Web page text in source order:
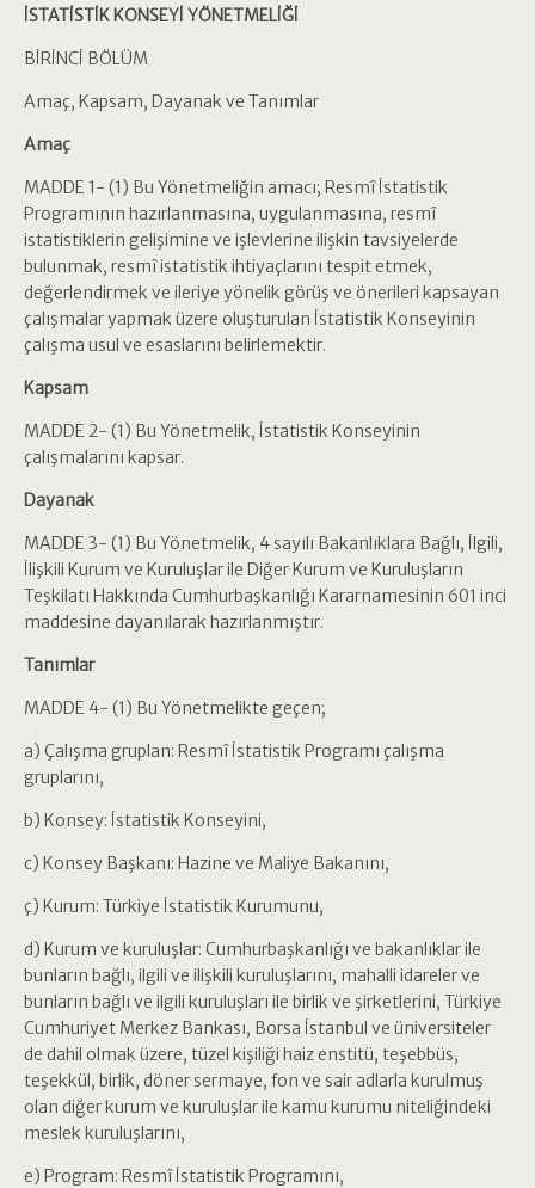
İSTATİSTİK KONSEYİ YÖNETMELİĞİ
BİRİNCİ BÖLÜM
Amaç, Kapsam, Dayanak ve Tanımlar
Amaç
MADDE 1- (1) Bu Yönetmeliğin amacı; Resmî İstatistik
Programının hazırlanmasına, uygulanmasına, resmî
istatistiklerin gelişimine ve işlevlerine ilişkin tavsiyelerde
bulunmak, resmî istatistik ihtiyaçlarını tespit etmek,
değerlendirmek ve ileriye yönelik görüş ve önerileri kapsayan
çalışmalar yapmak üzere oluşturulan İstatistik Konseyinin
çalışma usul ve esaslarını belirlemektir.
Kapsam
MADDE 2- (1) Bu Yönetmelik, İstatistik Konseyinin
çalışmalarını kapsar.
Dayanak
MADDE 3- (1) Bu Yönetmelik, 4 sayılı Bakanlıklara Bağlı, İlgili,
İlişkili Kurum ve Kuruluşlar ile Diğer Kurum ve Kuruluşların
Teşkilatı Hakkında Cumhurbaşkanlığı Kararnamesinin 601 inci
maddesine dayanılarak hazırlanmıştır.
Tanımlar
MADDE 4- (1) Bu Yönetmelikte geçen;
a) Çalışma gruplan: Resmî İstatistik Programı çalışma
gruplarını,
b) Konsey: İstatistik Konseyini,
c) Konsey Başkanı: Hazine ve Maliye Bakanını,
ç) Kurum: Türkiye İstatistik Kurumunu,
d) Kurum ve kuruluşlar: Cumhurbaşkanlığı ve bakanlıklar ile
bunların bağlı, ilgili ve ilişkili kuruluşlarını, mahalli idareler ve
bunların bağlı ve ilgili kuruluşları ile birlik ve şirketlerini, Türkiye
Cumhuriyet Merkez Bankası, Borsa İstanbul ve üniversiteler
de dahil olmak üzere, tüzel kişiliği haiz enstitü, teşebbüs,
teşekkül, birlik, döner sermaye, fon ve sair adlarla kurulmuş
olan diğer kurum ve kuruluşlar ile kamu kurumu niteliğindeki
meslek kuruluşlarını,
e) Program: Resmî İstatistik Programını,